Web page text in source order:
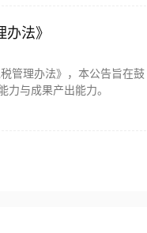
法》
管理办法》，本公告旨在鼓
与成果产出能力。